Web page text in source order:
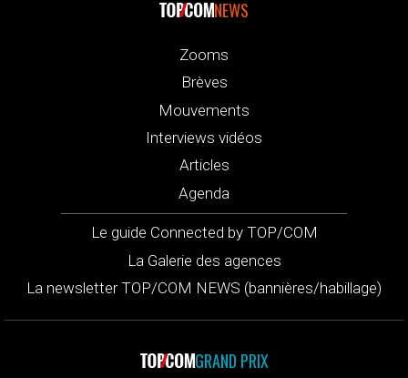
NEWS
Zooms
Brèves
Mouvements
Interviews vidéos
Articles
Agenda
Le guide Connected by TOP/COM
La Galerie des agences
La newsletter TOP/COM NEWS (bannières/habillage)
GRAND PRIX